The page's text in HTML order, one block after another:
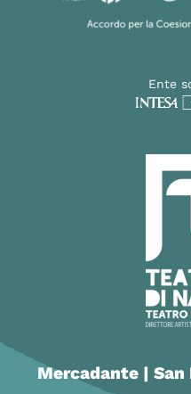
Ente
Mercadante |